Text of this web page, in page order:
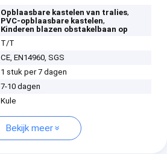
Opblaasbare kastelen van tralies,
PVC-opblaasbare kastelen,
Kinderen blazen obstakelbaan op
T/T
CE, EN14960, SGS
1 stuk per 7 dagen
7-10 dagen
Kule
Bekijk meer